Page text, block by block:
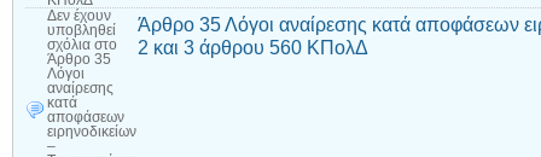
Δεν έχουν
υποβληθεί
σχόλια στο
Άρθρο 35
Λόγοι
αναίρεσης
κατά
αποφάσεων
ειρηνοδικείων
–
Άρθρο 35 Λόγοι αναίρεσης κατά αποφάσεων
2 και 3 άρθρου 560 ΚΠολΔ